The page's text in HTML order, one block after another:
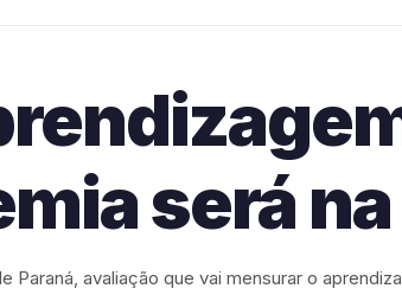
será
Paraná, avaliação que vai mensurar o